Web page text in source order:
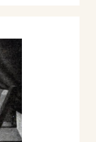
soldato le
pittore
di
essere